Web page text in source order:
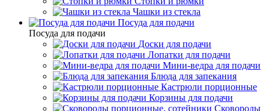
Чашки из стекла
Посуда для подачи
Посуда для подачи
Доски для подачи
Лопатки для подачи
Мини-ведра для подачи
Блюда для запекания
Кастрюли порционные
Корзины для подачи
Сковороды